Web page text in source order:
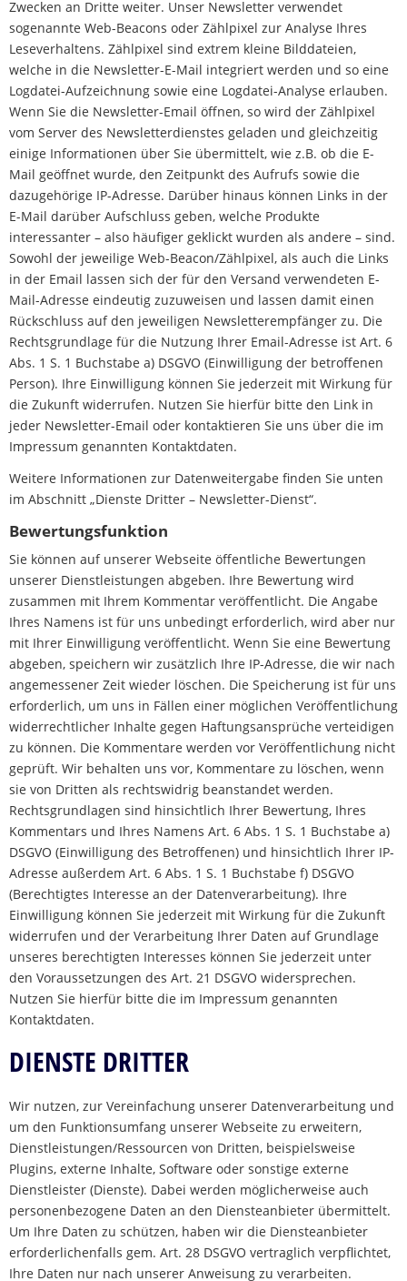
Zwecken an Dritte weiter. Unser Newsletter verwendet
sogenannte Web-Beacons oder Zählpixel zur Analyse Ihres
Leseverhaltens. Zählpixel sind extrem kleine Bilddateien,
welche in die Newsletter-E-Mail integriert werden und so eine
Logdatei-Aufzeichnung sowie eine Logdatei-Analyse erlauben.
Wenn Sie die Newsletter-Email öffnen, so wird der Zählpixel
vom Server des Newsletterdienstes geladen und gleichzeitig
einige Informationen über Sie übermittelt, wie z.B. ob die E-
Mail geöffnet wurde, den Zeitpunkt des Aufrufs sowie die
dazugehörige IP-Adresse. Darüber hinaus können Links in der
E-Mail darüber Aufschluss geben, welche Produkte
interessanter – also häufiger geklickt wurden als andere – sind.
Sowohl der jeweilige Web-Beacon/Zählpixel, als auch die Links
in der Email lassen sich der für den Versand verwendeten E-
Mail-Adresse eindeutig zuzuweisen und lassen damit einen
Rückschluss auf den jeweiligen Newsletterempfänger zu. Die
Rechtsgrundlage für die Nutzung Ihrer Email-Adresse ist Art. 6
Abs. 1 S. 1 Buchstabe a) DSGVO (Einwilligung der betroffenen
Person). Ihre Einwilligung können Sie jederzeit mit Wirkung für
die Zukunft widerrufen. Nutzen Sie hierfür bitte den Link in
jeder Newsletter-Email oder kontaktieren Sie uns über die im
Impressum genannten Kontaktdaten.
Weitere Informationen zur Datenweitergabe finden Sie unten
im Abschnitt „Dienste Dritter – Newsletter-Dienst“.
Bewertungsfunktion
Sie können auf unserer Webseite öffentliche Bewertungen
unserer Dienstleistungen abgeben. Ihre Bewertung wird
zusammen mit Ihrem Kommentar veröffentlicht. Die Angabe
Ihres Namens ist für uns unbedingt erforderlich, wird aber nur
mit Ihrer Einwilligung veröffentlicht. Wenn Sie eine Bewertung
abgeben, speichern wir zusätzlich Ihre IP-Adresse, die wir nach
angemessener Zeit wieder löschen. Die Speicherung ist für uns
erforderlich, um uns in Fällen einer möglichen Veröffentlichung
widerrechtlicher Inhalte gegen Haftungsansprüche verteidigen
zu können. Die Kommentare werden vor Veröffentlichung nicht
geprüft. Wir behalten uns vor, Kommentare zu löschen, wenn
sie von Dritten als rechtswidrig beanstandet werden.
Rechtsgrundlagen sind hinsichtlich Ihrer Bewertung, Ihres
Kommentars und Ihres Namens Art. 6 Abs. 1 S. 1 Buchstabe a)
DSGVO (Einwilligung des Betroffenen) und hinsichtlich Ihrer IP-
Adresse außerdem Art. 6 Abs. 1 S. 1 Buchstabe f) DSGVO
(Berechtigtes Interesse an der Datenverarbeitung). Ihre
Einwilligung können Sie jederzeit mit Wirkung für die Zukunft
widerrufen und der Verarbeitung Ihrer Daten auf Grundlage
unseres berechtigten Interesses können Sie jederzeit unter
den Voraussetzungen des Art. 21 DSGVO widersprechen.
Nutzen Sie hierfür bitte die im Impressum genannten
Kontaktdaten.
DIENSTE DRITTER
Wir nutzen, zur Vereinfachung unserer Datenverarbeitung und
um den Funktionsumfang unserer Webseite zu erweitern,
Dienstleistungen/Ressourcen von Dritten, beispielsweise
Plugins, externe Inhalte, Software oder sonstige externe
Dienstleister (Dienste). Dabei werden möglicherweise auch
personenbezogene Daten an den Diensteanbieter übermittelt.
Um Ihre Daten zu schützen, haben wir die Diensteanbieter
erforderlichenfalls gem. Art. 28 DSGVO vertraglich verpflichtet,
Ihre Daten nur nach unserer Anweisung zu verarbeiten.